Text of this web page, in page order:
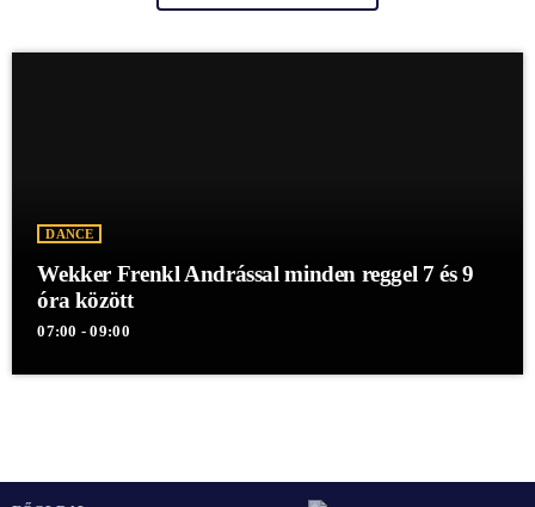
DANCE
Wekker Frenkl Andrással minden reggel 7 és 9
óra között
07:00 - 09:00